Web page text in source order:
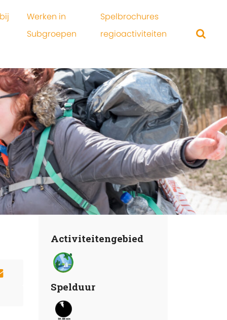
Werken in
Subgroepen
Spelbrochures
regioactiviteiten
Activiteitengebied
Spelduur